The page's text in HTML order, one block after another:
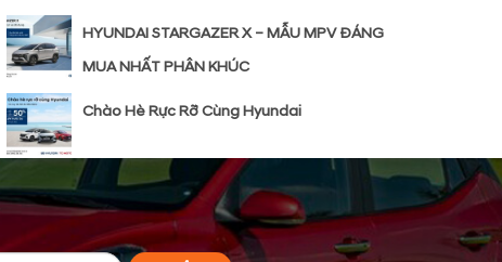
HYUNDAI STARGAZER X – MẪU MPV ĐÁNG
MUA NHẤT PHÂN KHÚC
Chào Hè Rực Rỡ Cùng Hyundai